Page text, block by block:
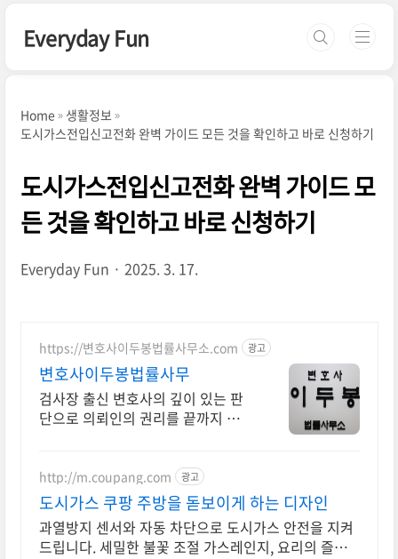
Everyday Fun
Home
생활정보
도시가스전입신고전화 완벽 가이드 모든 것을 확인하고 바로 신청하기
도시가스전입신고전화 완벽 가이드 모
든 것을 확인하고 바로 신청하기
Everyday Fun 2025. 3. 17.
https://변호사이두봉법률사무소.com 광고
변호사이두봉법률사무
검사장 출신 변호사의 깊이 있는 판
단으로 의뢰인의 권리를 끝까지 지켜
http://m.coupang.com 광고
도시가스 쿠팡 주방을 돋보이게 하는 디자인
과열방지 센서와 자동 차단으로 도시가스 안전을 지켜
드립니다. 세밀한 불꽃 조절 가스레인지, 요리의 즐거